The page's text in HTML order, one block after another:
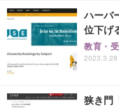
ハーバ
位下げ
教育・
狭き門